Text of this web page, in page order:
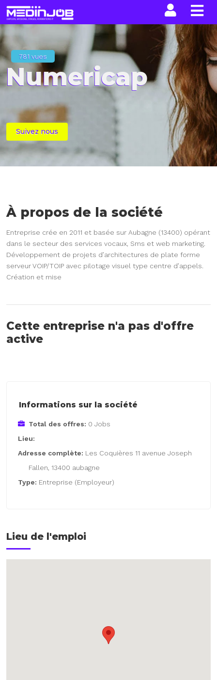
781 vues
Numericap
Suivez nous
À propos de la société
Entreprise crée en 2011 et basée sur Aubagne (13400) opérant
dans le secteur des services vocaux, Sms et web marketing.
Développement de projets d’architectures de plate forme
serveur VOIP/TOIP avec pilotage visuel type centre d’appels.
Création et mise
Cette entreprise n'a pas d'offre
active
Informations sur la société
Total des offres: 0 Jobs
Lieu:
Adresse complète: Les Coquières 11 avenue Joseph
Fallen, 13400 aubagne
Type: Entreprise (Employeur)
Lieu de l'emploi